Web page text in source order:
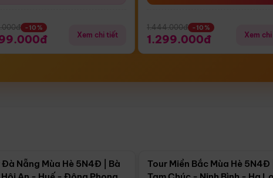
-10%
Xem chi tiết
1.444.000đ -10%
1.299.000đ Xem
Đà Nẵng Mùa Hè 5N4Đ | Bà
Tour Miền Bắc Mùa Hè 5N4Đ |